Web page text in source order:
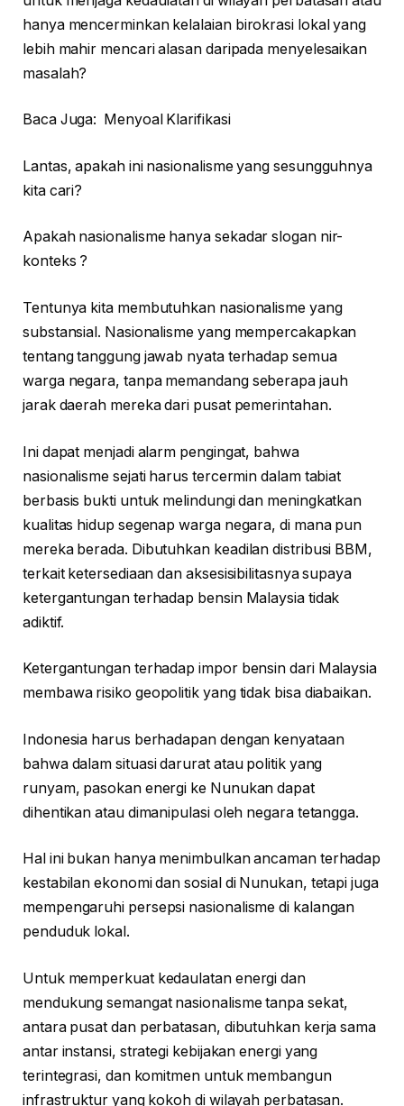
hanya mencerminkan kelalaian birokrasi lokal yang
lebih mahir mencari alasan daripada menyelesaikan
masalah?
Baca Juga: Menyoal Klarifikasi
Lantas, apakah ini nasionalisme yang sesungguhnya
kita cari?
Apakah nasionalisme hanya sekadar slogan nir-
konteks ?
Tentunya kita membutuhkan nasionalisme yang
substansial. Nasionalisme yang mempercakapkan
tentang tanggung jawab nyata terhadap semua
warga negara, tanpa memandang seberapa jauh
jarak daerah mereka dari pusat pemerintahan.
Ini dapat menjadi alarm pengingat, bahwa
nasionalisme sejati harus tercermin dalam tabiat
berbasis bukti untuk melindungi dan meningkatkan
kualitas hidup segenap warga negara, di mana pun
mereka berada. Dibutuhkan keadilan distribusi BBM,
terkait ketersediaan dan aksesisibilitasnya supaya
ketergantungan terhadap bensin Malaysia tidak
adiktif.
Ketergantungan terhadap impor bensin dari Malaysia
membawa risiko geopolitik yang tidak bisa diabaikan.
Indonesia harus berhadapan dengan kenyataan
bahwa dalam situasi darurat atau politik yang
runyam, pasokan energi ke Nunukan dapat
dihentikan atau dimanipulasi oleh negara tetangga.
Hal ini bukan hanya menimbulkan ancaman terhadap
kestabilan ekonomi dan sosial di Nunukan, tetapi juga
mempengaruhi persepsi nasionalisme di kalangan
penduduk lokal.
Untuk memperkuat kedaulatan energi dan
mendukung semangat nasionalisme tanpa sekat,
antara pusat dan perbatasan, dibutuhkan kerja sama
antar instansi, strategi kebijakan energi yang
terintegrasi, dan komitmen untuk membangun
infrastruktur yang kokoh di wilayah perbatasan.